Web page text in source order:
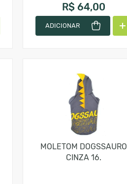
R$ 64,00
ADICIONAR
MOLETOM DOGSSAURO
CINZA 16.